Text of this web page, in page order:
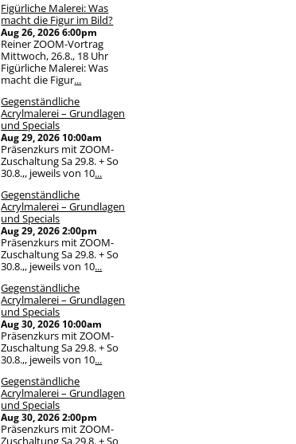
Figürliche Malerei: Was
macht die Figur im Bild?
Aug 26, 2026 6:00pm
Reiner ZOOM-Vortrag
Mittwoch, 26.8., 18 Uhr
Figürliche Malerei: Was
macht die Figur...
Gegenständliche
Acrylmalerei – Grundlagen
und Specials
Aug 29, 2026 10:00am
Präsenzkurs mit ZOOM-
Zuschaltung Sa 29.8. + So
30.8.,, jeweils von 10...
Gegenständliche
Acrylmalerei – Grundlagen
und Specials
Aug 29, 2026 2:00pm
Präsenzkurs mit ZOOM-
Zuschaltung Sa 29.8. + So
30.8.,, jeweils von 10...
Gegenständliche
Acrylmalerei – Grundlagen
und Specials
Aug 30, 2026 10:00am
Präsenzkurs mit ZOOM-
Zuschaltung Sa 29.8. + So
30.8.,, jeweils von 10...
Gegenständliche
Acrylmalerei – Grundlagen
und Specials
Aug 30, 2026 2:00pm
Präsenzkurs mit ZOOM-
Zuschaltung Sa 29.8. + So